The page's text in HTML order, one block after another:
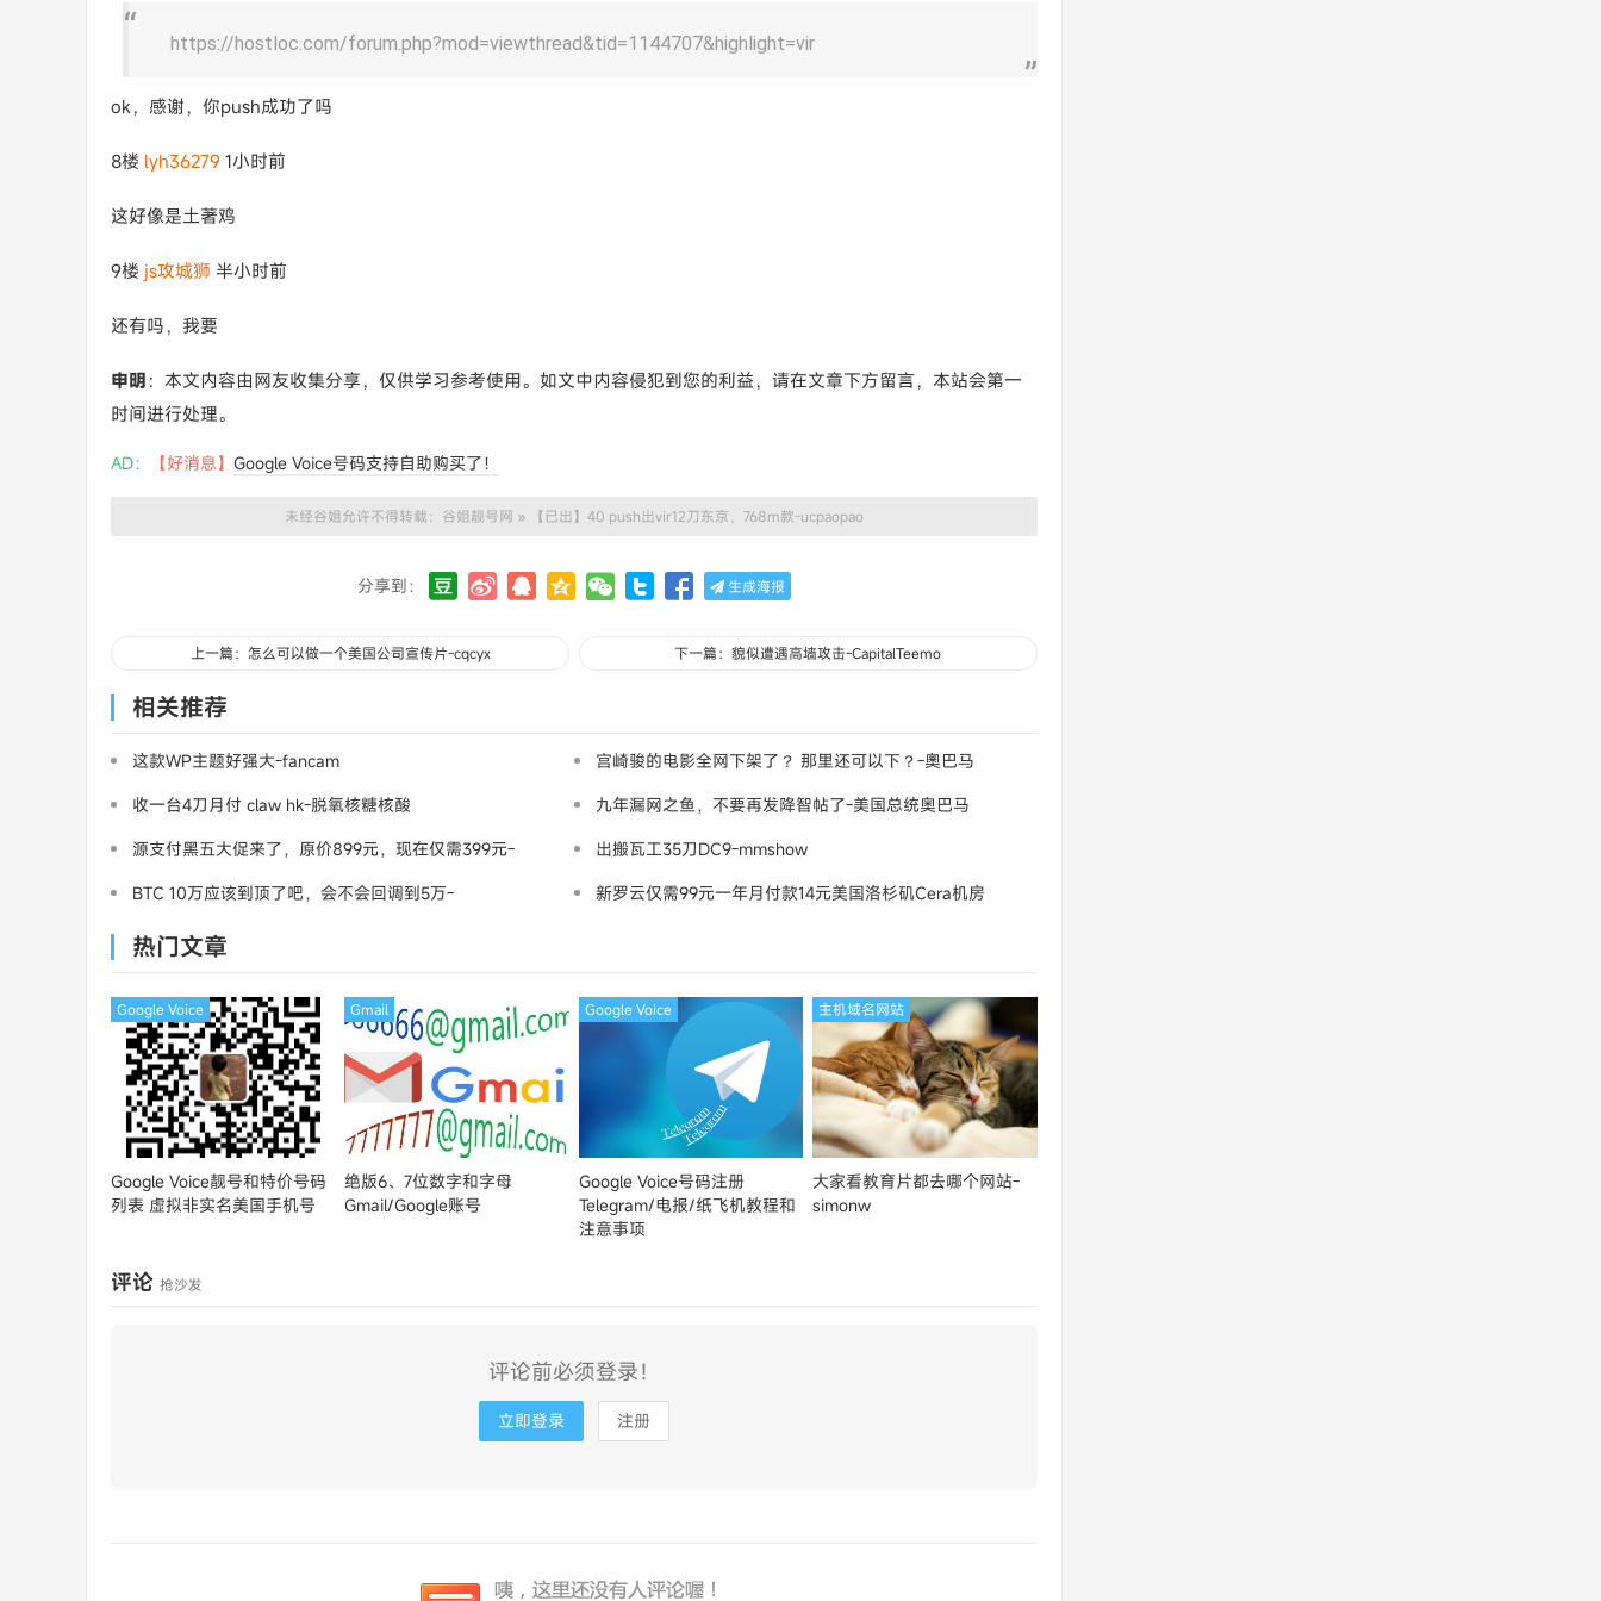
https://hostloc.com/forum.php?mod=viewthread&tid=1144707&highlight=vir
ok，感谢，你push成功了吗
8楼 lyh36279 1小时前
这好像是土著鸡
9楼 js攻城狮 半小时前
还有吗，我要
申明 ：本文内容由网友收集分享，仅供学习参考使用。如文中内容侵犯到您的利益，请在文章下方留言，本站会第一
时间进行处理。
AD： 【好消息】 Google Voice号码支持自助购买了！
未经谷姐允许不得转载： 谷姐靓号网 » 【已出】40 push出vir12刀东京，768m款-ucpaopao
分享到： 生成海报
上一篇：怎么可以做一个美国公司宣传片-cqcyx 下一篇：貌似遭遇高墙攻击-CapitalTeemo
相关推荐
这款WP主题好强大-fancam
宫崎骏的电影全网下架了？ 那里还可以下？-奧巴马
收一台4刀月付 claw hk-脱氧核糖核酸
九年漏网之鱼，不要再发降智帖了-美国总统奥巴马
源支付黑五大促来了，原价899元，现在仅需399元-
出搬瓦工35刀DC9-mmshow
BTC 10万应该到顶了吧，会不会回调到5万-
新罗云仅需99元一年月付款14元美国洛杉矶Cera机房
热门文章
Google Voice靓号和特价号码
列表 虚拟非实名美国手机号
Google Voice
绝版6、7位数字和字母
Gmail/Google账号
Gmail
Google Voice号码注册
Telegram/电报/纸飞机教程和
注意事项
Google Voice
大家看教育片都去哪个网站-
simonw
主机域名网站
评论 抢沙发
评论前必须登录！
立即登录 注册